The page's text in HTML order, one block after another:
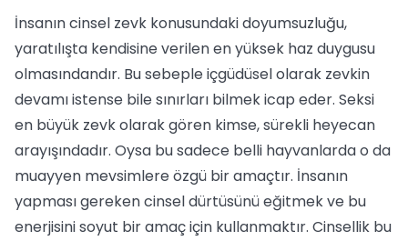
İnsanın cinsel zevk konusundaki doyumsuzluğu,
yaratılışta kendisine verilen en yüksek haz duygusu
olmasındandır. Bu sebeple içgüdüsel olarak zevkin
devamı istense bile sınırları bilmek icap eder. Seksi
en büyük zevk olarak gören kimse, sürekli heyecan
arayışındadır. Oysa bu sadece belli hayvanlarda o da
muayyen mevsimlere özgü bir amaçtır. İnsanın
yapması gereken cinsel dürtüsünü eğitmek ve bu
enerjisini soyut bir amaç için kullanmaktır. Cinsellik bu